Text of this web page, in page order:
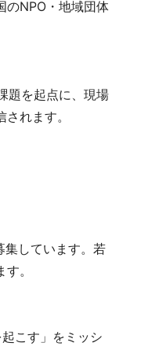
のNPO・地域団体
題を起点に、現場
れます。
集しています。若
。
こす」をミッシ